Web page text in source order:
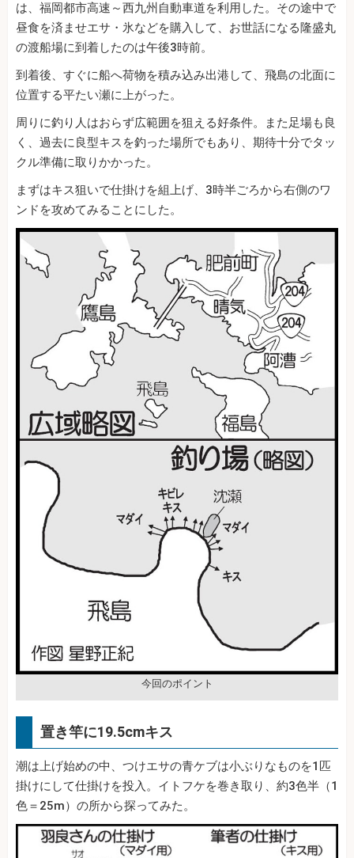
は、福岡都市高速～西九州自動車道を利用した。その途中で
昼食を済ませエサ・氷などを購入して、お世話になる隆盛丸
の渡船場に到着したのは午後3時前。
到着後、すぐに船へ荷物を積み込み出港して、飛島の北面に
位置する平たい瀬に上がった。
周りに釣り人はおらず広範囲を狙える好条件。また足場も良
く、過去に良型キスを釣った場所でもあり、期待十分でタッ
クル準備に取りかかった。
まずはキス狙いで仕掛けを組上げ、3時半ごろから右側のワ
ンドを攻めてみることにした。
今回のポイント
置き竿に19.5cmキス
潮は上げ始めの中、つけエサの青ケブは小ぶりなものを1匹
掛けにして仕掛けを投入。イトフケを巻き取り、約3色半（1
色＝25m）の所から探ってみた。